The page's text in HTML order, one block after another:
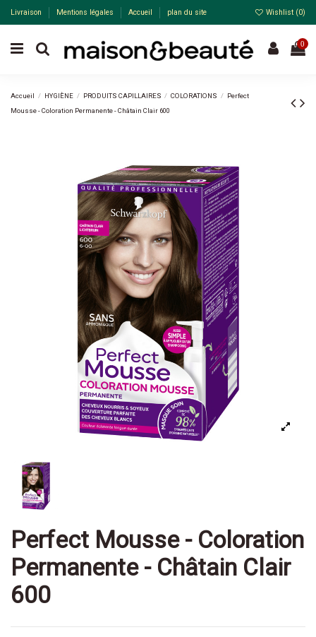
Livraison Mentions légales Accueil plan du site Wishlist (0)
0
Accueil HYGIÈNE PRODUITS CAPILLAIRES COLORATIONS
Perfect
Mousse - Coloration Permanente - Châtain Clair 600
Perfect Mousse - Coloration
Permanente - Châtain Clair
600